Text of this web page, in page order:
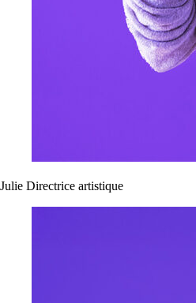
Julie Directrice artistique